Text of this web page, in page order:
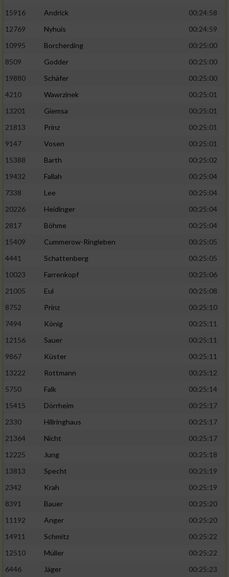
15916
Andrick
00:24:58
12769
Nyhuis
00:24:59
10995
Borcherding
00:25:00
8509
Godder
00:25:00
19880
Schäfer
00:25:00
4210
Wawrzinek
00:25:01
13201
Giemsa
00:25:01
21813
Prinz
00:25:01
9147
Vosen
00:25:01
15388
Barth
00:25:02
19432
Fallah
00:25:04
7338
Lee
00:25:04
20226
Heidinger
00:25:04
2817
Böhme
00:25:04
15409
Cummerow-Ringleben
00:25:05
4441
Schattenberg
00:25:05
10023
Farrenkopf
00:25:06
21005
Eul
00:25:08
8752
Prinz
00:25:10
7494
König
00:25:11
12156
Sauer
00:25:11
9867
Küster
00:25:11
13222
Rottmann
00:25:12
5750
Falk
00:25:14
15415
Dörrheim
00:25:17
2330
Hillringhaus
00:25:17
21364
Nicht
00:25:17
12225
Jung
00:25:18
13813
Specht
00:25:19
2342
Krah
00:25:19
8391
Bauer
00:25:20
11192
Anger
00:25:20
14911
Schmitz
00:25:22
12510
Müller
00:25:22
6446
Jäger
00:25:23